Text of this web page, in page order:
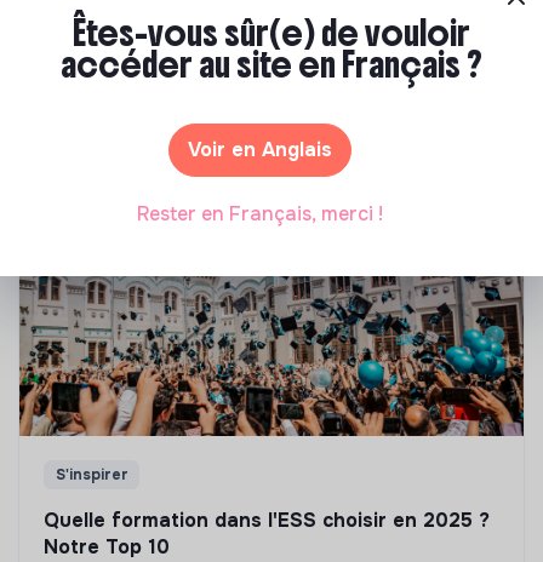
Compétences & formations
Top 8 des formations en rénovation
énergétique des bâtiments
Marianne Roussel 21 janvier 2025
S'inspirer
Quelle formation dans l'ESS choisir en 2025 ?
Notre Top 10
Êtes-vous sûr(e) de vouloir
accéder au site en Français ?
Voir en Anglais
Rester en Français, merci !